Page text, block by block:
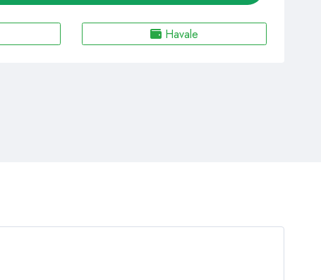
Havale